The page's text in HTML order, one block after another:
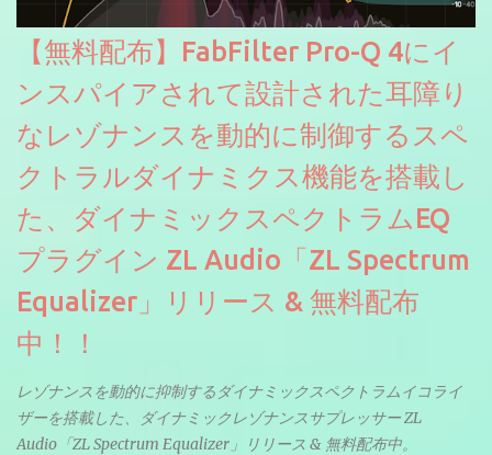
【無料配布】FabFilter Pro-Q 4にイ
ンスパイアされて設計された耳障り
なレゾナンスを動的に制御するスペ
クトラルダイナミクス機能を搭載し
た、ダイナミックスペクトラムEQ
プラグイン ZL Audio「ZL Spectrum
Equalizer」リリース & 無料配布
中！！
レゾナンスを動的に抑制するダイナミックスペクトラムイコライ
ザーを搭載した、ダイナミックレゾナンスサプレッサー ZL
Audio「ZL Spectrum Equalizer」リリース & 無料配布中。